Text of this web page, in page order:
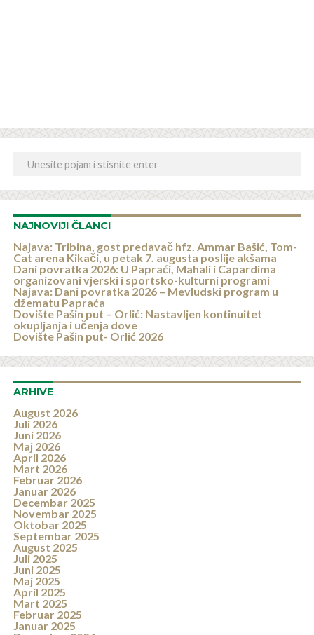
NAJNOVIJI ČLANCI
Najava: Tribina, gost predavač hfz. Ammar Bašić, Tom-
Cat arena Kikači, u petak 7. augusta poslije akšama
Dani povratka 2026: U Papraći, Mahali i Capardima
organizovani vjerski i sportsko-kulturni programi
Najava: Dani povratka 2026 – Mevludski program u
džematu Papraća
Dovište Pašin put – Orlić: Nastavljen kontinuitet
okupljanja i učenja dove
Dovište Pašin put- Orlić 2026
ARHIVE
August 2026
Juli 2026
Juni 2026
Maj 2026
April 2026
Mart 2026
Februar 2026
Januar 2026
Decembar 2025
Novembar 2025
Oktobar 2025
Septembar 2025
August 2025
Juli 2025
Juni 2025
Maj 2025
April 2025
Mart 2025
Februar 2025
Januar 2025